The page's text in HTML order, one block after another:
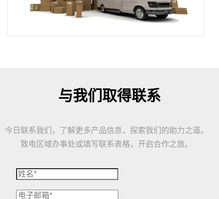
与我们取得联系
今日联系我们，了解更多产品信息，探索我们的助力之道。
致电区域办事处或填写联系表格，开启合作之旅。